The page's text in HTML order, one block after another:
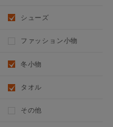
シューズ
ファッション小物
冬小物
タオル
その他